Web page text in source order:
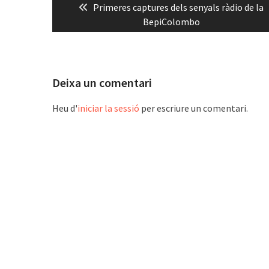
d'entrades
Previous
Primeres captures dels senyals ràdio de la
BepiColombo
Deixa un comentari
Heu d'iniciar la sessió per escriure un comentari.